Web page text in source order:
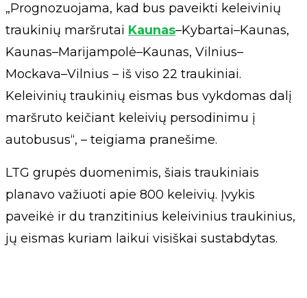
„Prognozuojama, kad bus paveikti keleivinių
traukinių maršrutai Kaunas–Kybartai–Kaunas,
Kaunas–Marijampolė–Kaunas, Vilnius–
Mockava–Vilnius – iš viso 22 traukiniai.
Keleivinių traukinių eismas bus vykdomas dalį
maršruto keičiant keleivių persodinimu į
autobusus“, – teigiama pranešime.
LTG grupės duomenimis, šiais traukiniais
planavo važiuoti apie 800 keleivių. Įvykis
paveikė ir du tranzitinius keleivinius traukinius,
jų eismas kuriam laikui visiškai sustabdytas.